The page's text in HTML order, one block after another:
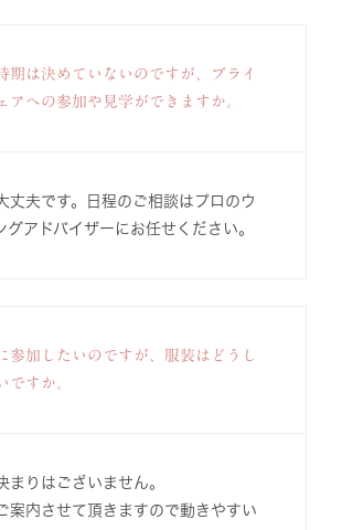
期は決めていないのですが、ブライ
アへの参加や見学ができますか。
丈夫です。日程のご相談はプロのウ
グアドバイザーにお任せください。
参加したいのですが、服装はどうし
ですか。
まりはございません。
案内させて頂きますので動きやすい